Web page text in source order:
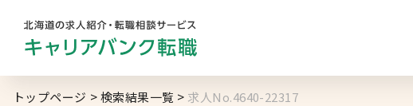
勤務地
トップページ 検索結果一覧 求人No.4640-22317